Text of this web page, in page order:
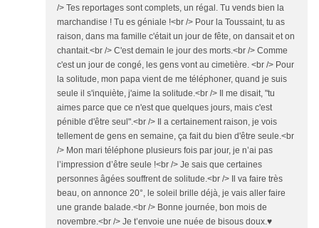
/> Tes reportages sont complets, un régal. Tu vends bien la
marchandise ! Tu es géniale !<br /> Pour la Toussaint, tu as
raison, dans ma famille c'était un jour de fête, on dansait et on
chantait.<br /> C'est demain le jour des morts.<br /> Comme
c'est un jour de congé, les gens vont au cimetière. <br /> Pour
la solitude, mon papa vient de me téléphoner, quand je suis
seule il s'inquiète, j'aime la solitude.<br /> Il me disait, "tu
aimes parce que ce n'est que quelques jours, mais c'est
pénible d'être seul".<br /> Il a certainement raison, je vois
tellement de gens en semaine, ça fait du bien d'être seule.<br
/> Mon mari téléphone plusieurs fois par jour, je n’ai pas
l’impression d’être seule !<br /> Je sais que certaines
personnes âgées souffrent de solitude.<br /> Il va faire très
beau, on annonce 20°, le soleil brille déjà, je vais aller faire
une grande balade.<br /> Bonne journée, bon mois de
novembre.<br /> Je t’envoie une nuée de bisous doux.♥